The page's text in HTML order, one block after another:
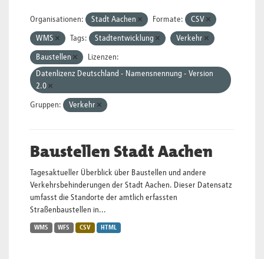
Organisationen: Stadt Aachen Formate: CSV
WMS Tags: Stadtentwicklung Verkehr
Baustellen
Lizenzen:
Datenlizenz Deutschland - Namensnennung - Version
2.0
Gruppen: Verkehr
Baustellen Stadt Aachen
Tagesaktueller Überblick über Baustellen und andere
Verkehrsbehinderungen der Stadt Aachen. Dieser Datensatz
umfasst die Standorte der amtlich erfassten
Straßenbaustellen in...
WMS WFS CSV HTML